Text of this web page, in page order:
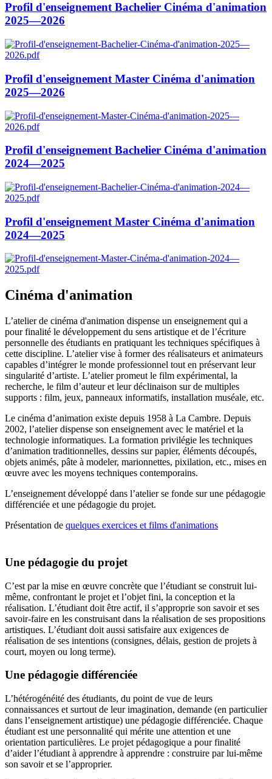
Profil d'enseignement Bachelier Cinéma d'animation
2025—2026
Profil d'enseignement Master Cinéma d'animation
2025—2026
Profil d'enseignement Bachelier Cinéma d'animation
2024—2025
Profil d'enseignement Master Cinéma d'animation
2024—2025
Cinéma d'animation
L’atelier de cinéma d'animation dispense un enseignement qui a
pour finalité le développement du sens artistique et de l’écriture
personnelle des étudiants en pratiquant les techniques spécifiques à
cette discipline. L’atelier vise à former des réalisateurs et animateurs
capables d’intégrer le monde professionnel tout en préservant leur
singularité d’artiste. L’atelier promeut le film expérimental, la
recherche, le film d’auteur et leur déclinaison sur de multiples
supports : film, jeux, panneaux informatifs, installation muséale, etc.
Le cinéma d’animation existe depuis 1958 à La Cambre. Depuis
2002, l’atelier dispense son enseignement avec le matériel et la
technologie informatiques. La formation privilégie les techniques
d’animation traditionnelles, dessins sur papier, éléments découpés,
objets animés, pâte à modeler, marionnettes, pixilation, etc., mises en
œuvre avec les moyens techniques contemporains.
L’enseignement développé dans l’atelier se fonde sur une pédagogie
différenciée et une pédagogie du projet.
Présentation de quelques exercices et films d'animations
Une pédagogie du projet
C’est par la mise en œuvre concrète que l’étudiant se construit lui-
même, confrontant le projet et l’objet fini, la conception et la
réalisation. L’étudiant doit être actif, il s’approprie son savoir et ses
savoir-faire en les construisant dans la réalisation de ses propositions
artistiques. L’étudiant doit aussi satisfaire aux exigences de
réalisation de ses intentions (consignes, délais, gestion de projets à
court, moyen ou long terme).
Une pédagogie différenciée
L’hétérogénéité des étudiants, du point de vue de leurs
connaissances et surtout de leur imagination, demande (en particulier
dans l’enseignement artistique) une pédagogie différenciée. Chaque
étudiant est une personnalité qui mérite une attention et une
orientation particulières. Le projet pédagogique a pour finalité
d’aider l’étudiant à apprendre à apprendre : construire par lui-même
son savoir et se l’approprier.